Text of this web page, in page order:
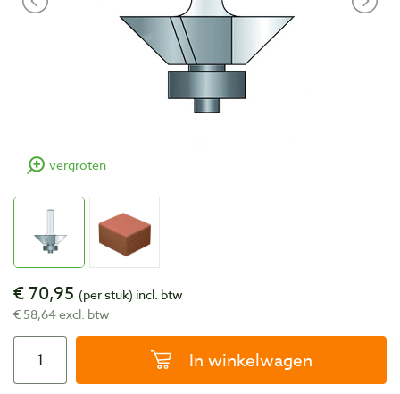
vergroten
€ 70,95 (per stuk) incl. btw
€ 58,64 excl. btw
In winkelwagen